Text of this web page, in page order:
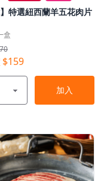
】特選紐西蘭羊五花肉片
盒
$159
加入